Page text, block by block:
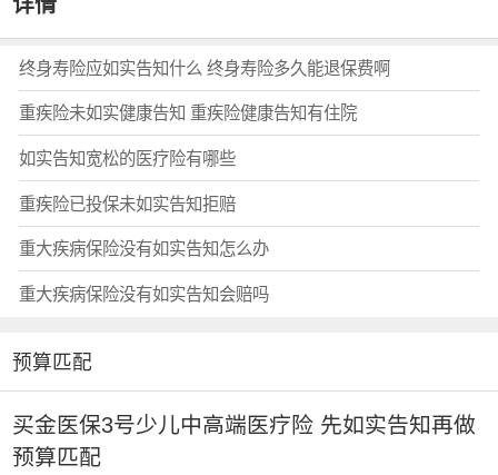
终身寿险应如实告知什么 终身寿险多久能退保费啊
重疾险未如实健康告知 重疾险健康告知有住院
如实告知宽松的医疗险有哪些
重疾险已投保未如实告知拒赔
重大疾病保险没有如实告知怎么办
重大疾病保险没有如实告知会赔吗
预算匹配
买金医保3号少儿中高端医疗险 先如实告知再做
预算匹配